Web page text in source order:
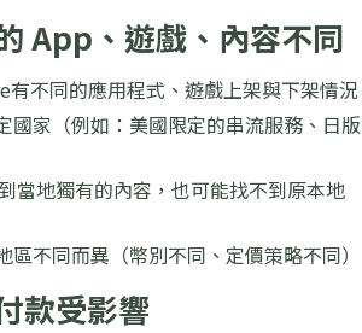
App、遊戲、內容不同
不同的應用程式、遊戲上架與下架情況
國家（例如：美國限定的串流服務、日版
當地獨有的內容，也可能找不到原本地
區不同而異（幣別不同、定價策略不同）
款受影響